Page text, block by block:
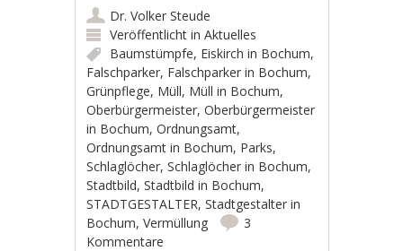
Dr. Volker Steude
Veröffentlicht inAktuelles
Baumstümpfe, Eiskirch in Bochum,
Falschparker, Falschparker in Bochum,
Grünpflege, Müll, Müll in Bochum,
Oberbürgermeister,Oberbürgermeister
in Bochum,Ordnungsamt,
Ordnungsamt in Bochum, Parks,
Schlaglöcher,Schlaglöcher in Bochum,
Stadtbild,Stadtbild in Bochum,
STADTGESTALTER,Stadtgestalter in
Bochum,Vermüllung
3
Kommentare